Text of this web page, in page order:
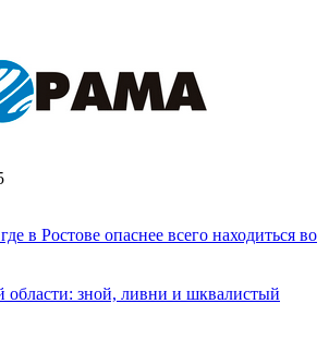
в Ростове опаснее всего находиться во
области: зной, ливни и шквалистый